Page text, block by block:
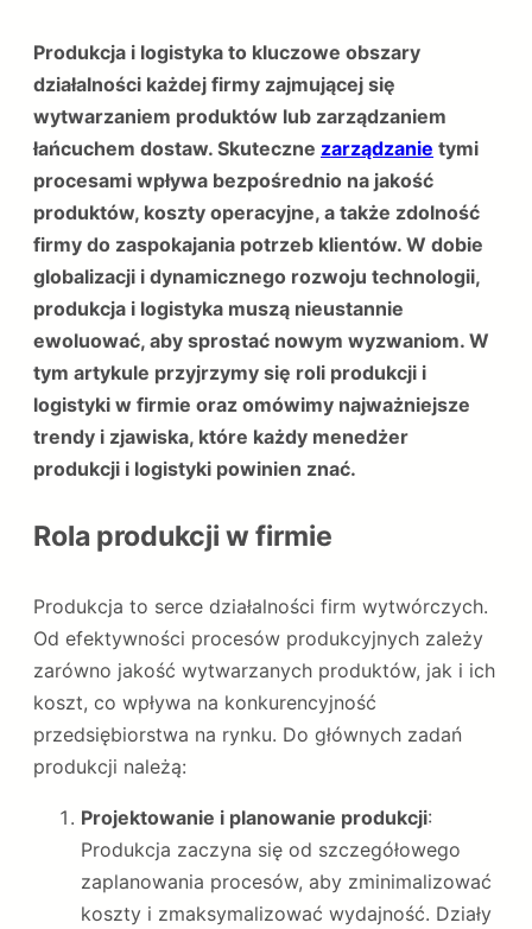
Produkcja i logistyka to kluczowe obszary
działalności każdej firmy zajmującej się
wytwarzaniem produktów lub zarządzaniem
łańcuchem dostaw. Skuteczne zarządzanie tymi
procesami wpływa bezpośrednio na jakość
produktów, koszty operacyjne, a także zdolność
firmy do zaspokajania potrzeb klientów. W dobie
globalizacji i dynamicznego rozwoju technologii,
produkcja i logistyka muszą nieustannie
ewoluować, aby sprostać nowym wyzwaniom. W
tym artykule przyjrzymy się roli produkcji i
logistyki w firmie oraz omówimy najważniejsze
trendy i zjawiska, które każdy menedżer
produkcji i logistyki powinien znać.
Rola produkcji w firmie
Produkcja to serce działalności firm wytwórczych.
Od efektywności procesów produkcyjnych zależy
zarówno jakość wytwarzanych produktów, jak i ich
koszt, co wpływa na konkurencyjność
przedsiębiorstwa na rynku. Do głównych zadań
produkcji należą:
Projektowanie i planowanie produkcji:
Produkcja zaczyna się od szczegółowego
zaplanowania procesów, aby zminimalizować
koszty i zmaksymalizować wydajność. Działy